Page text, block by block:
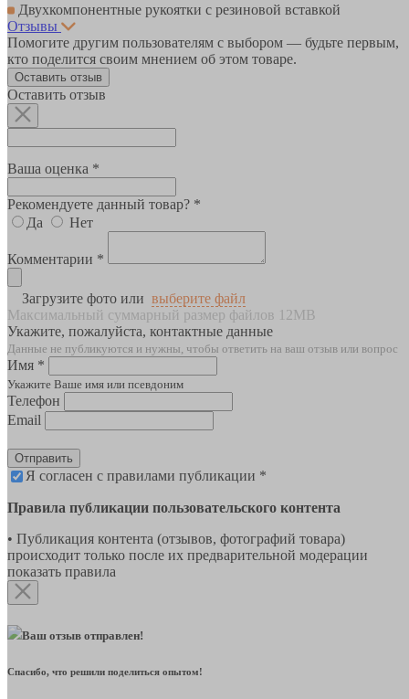
Двухкомпонентные рукоятки с резиновой вставкой
Отзывы
Помогите другим пользователям с выбором — будьте первым,
кто поделится своим мнением об этом товаре.
Оставить отзыв
Оставить отзыв
Ваша оценка *
Рекомендуете данный товар? *
Да
Нет
Комментарии *
Загрузите фото или выберите файл
Максимальный суммарный размер файлов 12MB
Укажите, пожалуйста, контактные данные
Данные не публикуются и нужны, чтобы ответить на ваш отзыв или вопрос
Имя *
Укажите Ваше имя или псевдоним
Телефон
Email
Отправить
Я согласен с правилами публикации *
Правила публикации пользовательского контента
• Публикация контента (отзывов, фотографий товара)
происходит только после их предварительной модерации
показать правила
Ваш отзыв отправлен!
Спасибо, что решили поделиться опытом!